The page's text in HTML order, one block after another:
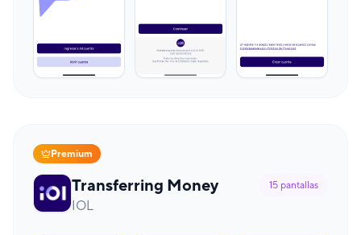
Premium
Transferring Money
IOL
15 pantallas